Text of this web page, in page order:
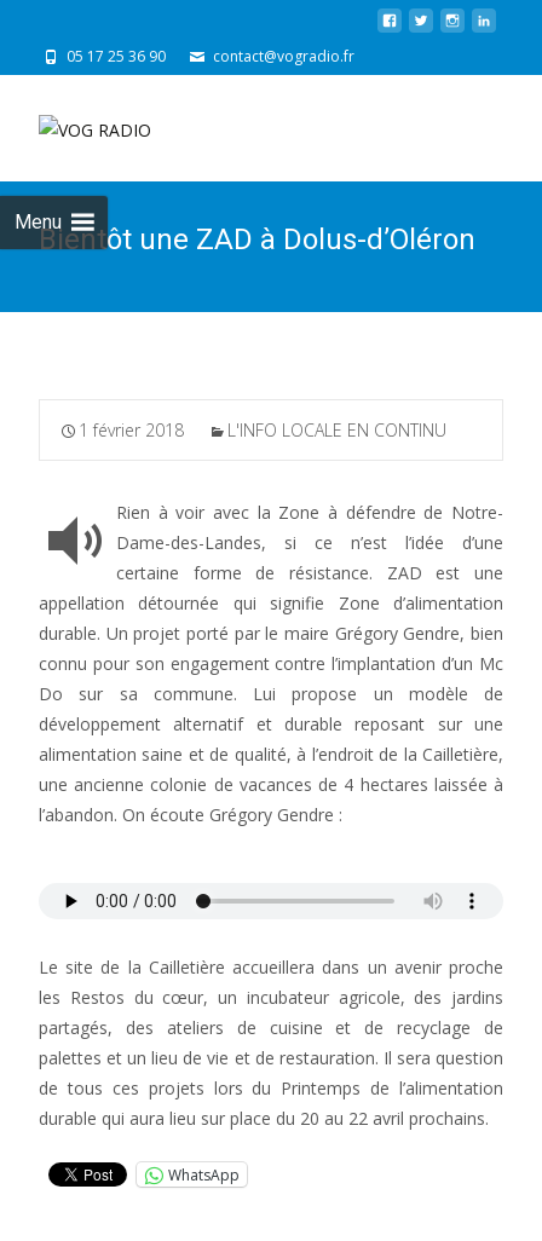
05 17 25 36 90 contact@vogradio.fr
Menu
Bientôt une ZAD à Dolus-d’Oléron
1 février 2018 L'INFO LOCALE EN CONTINU
Rien à voir avec la Zone à défendre de Notre-
Dame-des-Landes, si ce n’est l’idée d’une
certaine forme de résistance. ZAD est une
appellation détournée qui signifie Zone d’alimentation
durable. Un projet porté par le maire Grégory Gendre, bien
connu pour son engagement contre l’implantation d’un Mc
Do sur sa commune. Lui propose un modèle de
développement alternatif et durable reposant sur une
alimentation saine et de qualité, à l’endroit de la Cailletière,
une ancienne colonie de vacances de 4 hectares laissée à
l’abandon. On écoute Grégory Gendre :
Le site de la Cailletière accueillera dans un avenir proche
les Restos du cœur, un incubateur agricole, des jardins
partagés, des ateliers de cuisine et de recyclage de
palettes et un lieu de vie et de restauration. Il sera question
de tous ces projets lors du Printemps de l’alimentation
durable qui aura lieu sur place du 20 au 22 avril prochains.
WhatsApp